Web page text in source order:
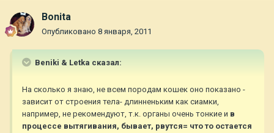
Bonita
Опубликовано 8 января, 2011
Beniki & Letka сказал:
На сколько я знаю, не всем породам кошек оно показано -
зависит от строения тела- длинненьким как сиамки,
например, не рекомендуют, т.к. органы очень тонкие и в
процессе вытягивания, бывает, рвутся= что то остается